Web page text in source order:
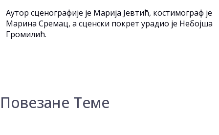
Аутор сценографије је Марија Јевтић, костимограф је
Марина Сремац, а сценски покрет урадио је Небојша
Громилић.
Повезане Теме